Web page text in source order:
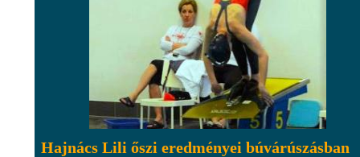
Hajnács Lili őszi eredményei búvárúszásban